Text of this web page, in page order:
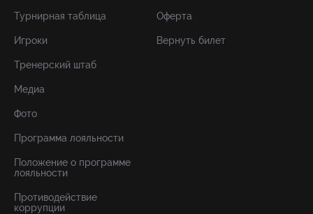
Турнирная таблица
Игроки
Тренерский штаб
Медиа
Фото
Программа лояльности
Положение о программе
лояльности
Противодействие
коррупции
Оферта
Вернуть билет